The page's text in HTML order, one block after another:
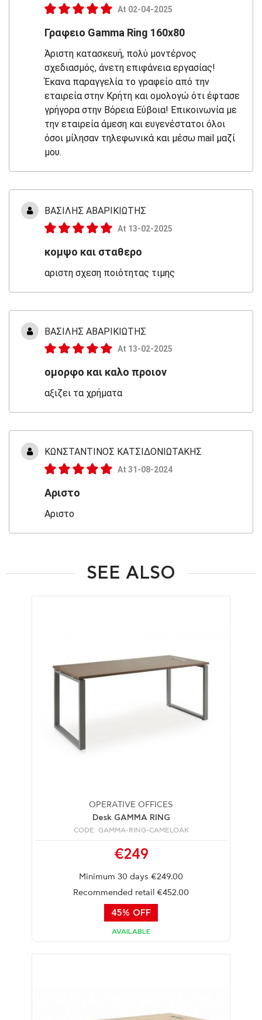
At 02-04-2025
Γραφειο Gamma Ring 160x80
Άριστη κατασκευή, πολύ μοντέρνος
σχεδιασμός, άνετη επιφάνεια εργασίας!
Έκανα παραγγελία το γραφείο από την
εταιρεία στην Κρήτη και ομολογώ ότι έφτασε
γρήγορα στην Βόρεια Εύβοια! Επικοινωνία με
την εταιρεία άμεση και ευγενέστατοι όλοι
όσοι μίλησαν τηλεφωνικά και μέσω mail μαζί
μου.
ΒΑΣΙΛΗΣ ΑΒΑΡΙΚΙΩΤΗΣ
At 13-02-2025
κομψο και σταθερο
αριστη σχεση ποιότητας τιμης
ΒΑΣΙΛΗΣ ΑΒΑΡΙΚΙΩΤΗΣ
At 13-02-2025
ομορφο και καλο προιον
αξιζει τα χρήματα
ΚΩΝΣΤΑΝΤΙΝΟΣ ΚΑΤΣΙΔΟΝΙΩΤΑΚΗΣ
At 31-08-2024
Αριστο
Αριστο
SEE ALSO
OPERATIVE OFFICES
Desk GAMMA RING
CODE: GAMMA-RING-CAMELOAK
€249
Minimum 30 days €249.00
Recommended retail €452.00
45% OFF
AVAILABLE